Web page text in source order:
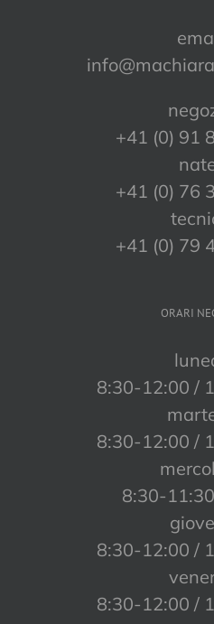
+41 (0) 91
+41 (0) 76
+41 (0) 79
ORARI
8:30-12:00 /
8:30-12:00 /
8:30-
8:30-12:00 /
8:30-12:00 /